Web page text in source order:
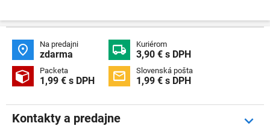
 Na predajni
zdarma  Kuriérom
3,90 € s DPH
 Packeta
1,99 € s DPH  Slovenská pošta
1,99 € s DPH
Kontakty a predajne